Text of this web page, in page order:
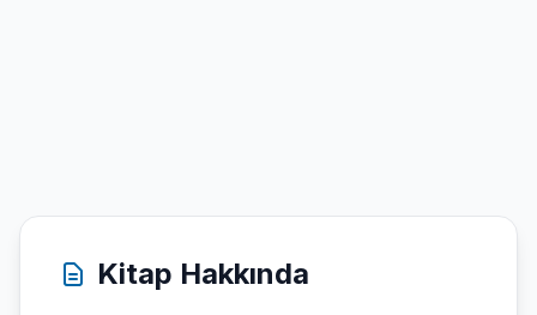
Kitap Hakkında